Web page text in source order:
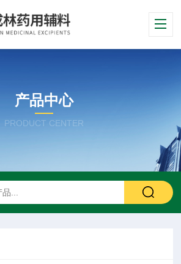
产品中心
PRODUCT CENTER